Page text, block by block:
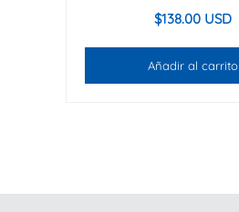
$138.00 USD
Añadir al carrito